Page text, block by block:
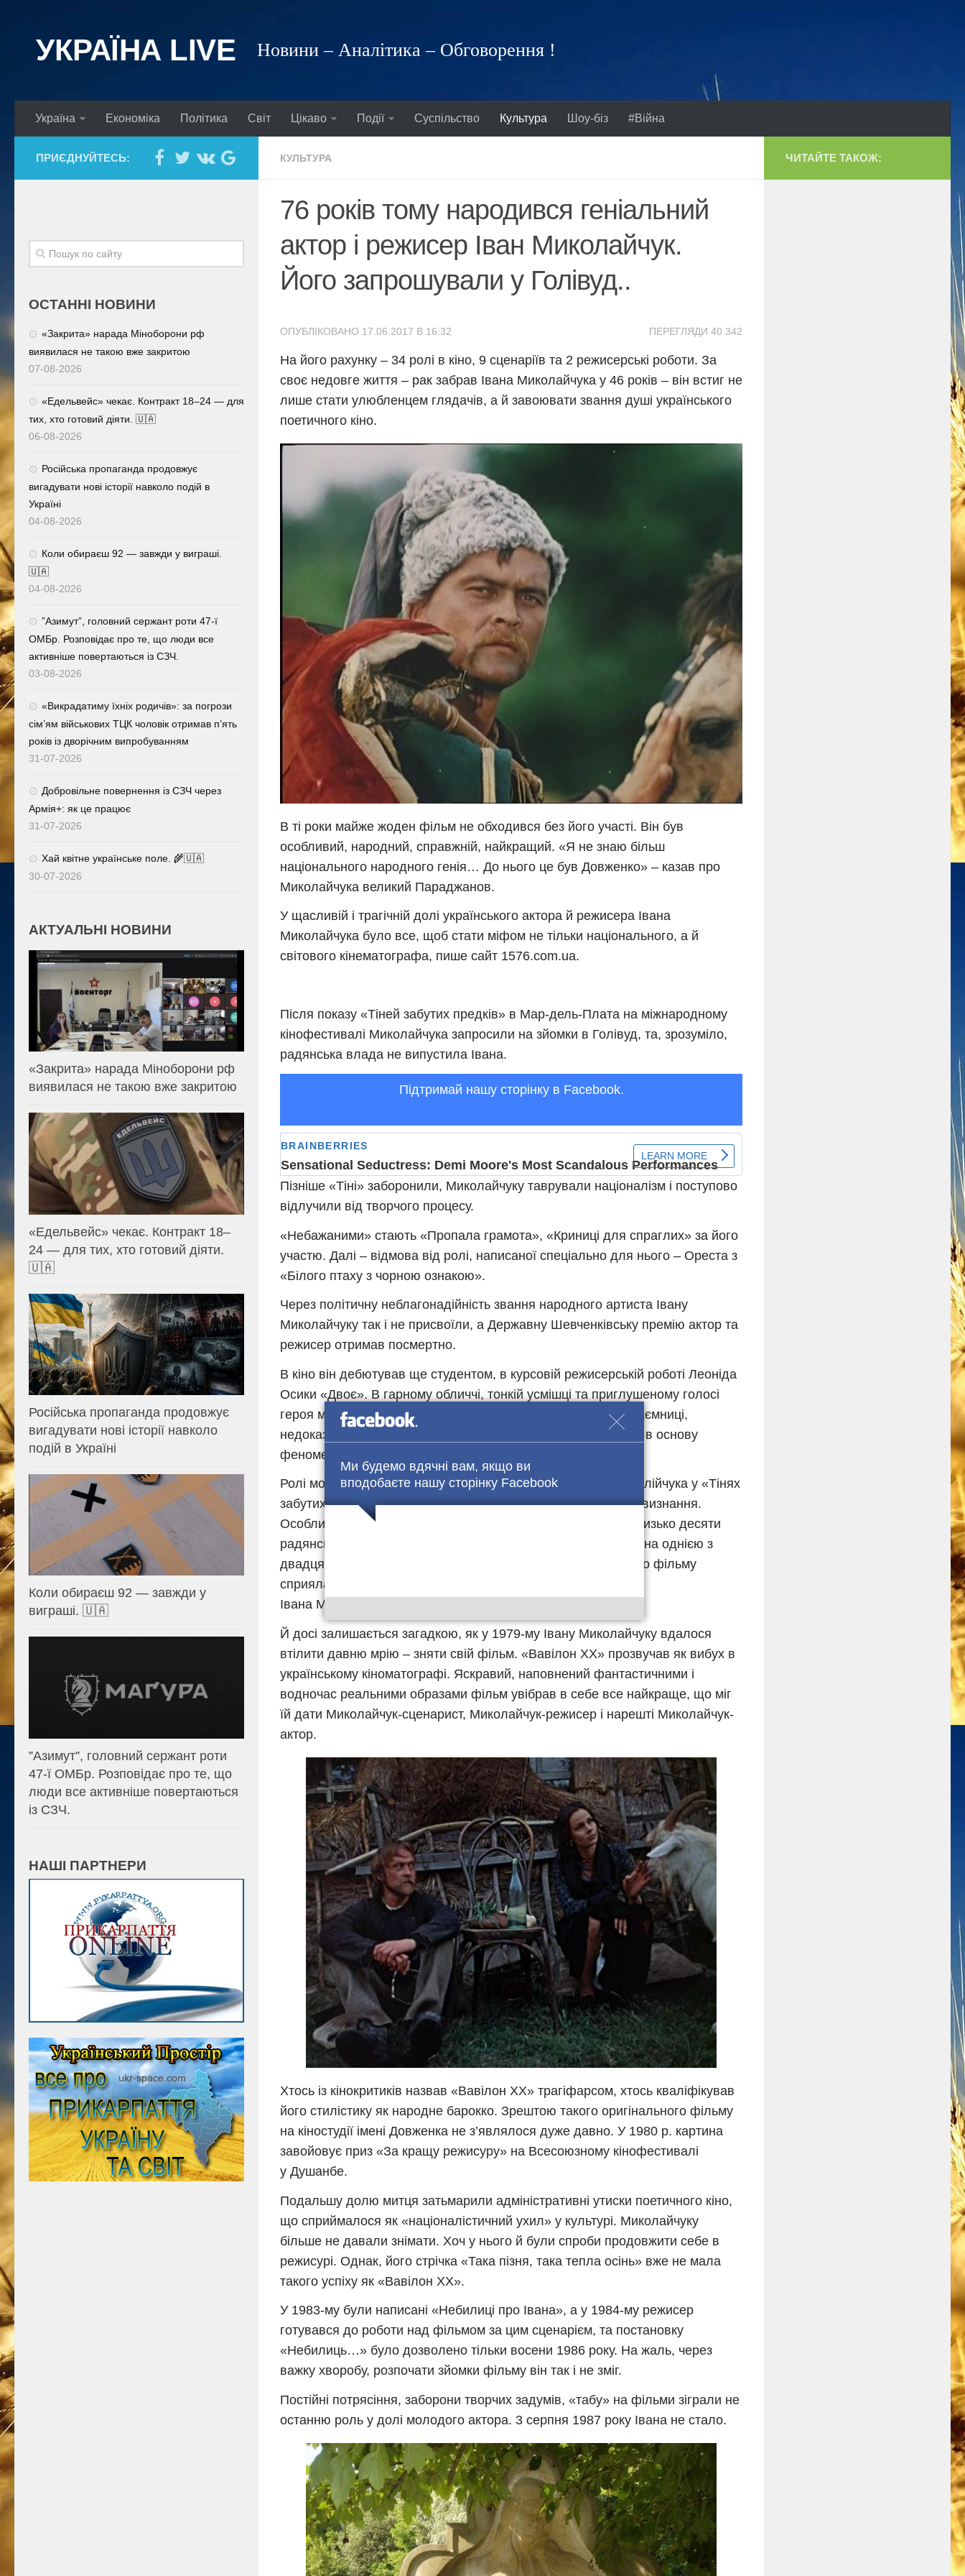
Ми будемо вдячні вам, якщо ви
вподобаєте нашу сторінку Facebook
УКРАЇНА LIVE Новини – Аналітика – Обговорення !
Україна Економіка Політика Світ Цікаво Події Суспільство Культура Шоу-біз #Війна
КУЛЬТУРА
76 років тому народився геніальний
актор і режисер Іван Миколайчук.
Його запрошували у Голівуд..
ПЕРЕГЛЯДИ 40 342
ОПУБЛІКОВАНО 17.06.2017 В 16:32
На його рахунку – 34 ролі в кіно, 9 сценаріїв та 2 режисерські роботи. За
своє недовге життя – рак забрав Івана Миколайчука у 46 років – він встиг не
лише стати улюбленцем глядачів, а й завоювати звання душі українського
поетичного кіно.
В ті роки майже жоден фільм не обходився без його участі. Він був
особливий, народний, справжній, найкращий. «Я не знаю більш
національного народного генія… До нього це був Довженко» – казав про
Миколайчука великий Параджанов.
У щасливій і трагічній долі українського актора й режисера Івана
Миколайчука було все, щоб стати міфом не тільки національного, а й
світового кінематографа, пише сайт 1576.com.ua.
Після показу «Тіней забутих предків» в Мар-дель-Плата на міжнародному
кінофестивалі Миколайчука запросили на зйомки в Голівуд, та, зрозуміло,
радянська влада не випустила Івана.
Підтримай нашу сторінку в Facebook.
Пізніше «Тіні» заборонили, Миколайчуку таврували націоналізм і поступово
відлучили від творчого процесу.
«Небажаними» стають «Пропала грамота», «Криниці для спраглих» за його
участю. Далі – відмова від ролі, написаної спеціально для нього – Ореста з
«Білого птаху з чорною ознакою».
Через політичну неблагонадійність звання народного артиста Івану
Миколайчуку так і не присвоїли, а Державну Шевченківську премію актор та
режисер отримав посмертно.
В кіно він дебютував ще студентом, в курсовій режисерській роботі Леоніда
Осики «Двоє». В гарному обличчі, тонкій усмішці та приглушеному голосі
героя молодого Миколайчука не можна непомітити якоїсь таємниці,
недоказаності, глибини – тих рис, які ляжуть через 2-3 роки, в основу
феномена особистості великого актора.
Ролі молодого Тараса Шевченка у фільмі «Сон» та Івана Палійчука у «Тінях
забутих предків» одразу принесли Миколайчукові загальне визнання.
Особливо кінострічка «Тіні забутих предків», яка здобула близько десяти
радянських та зарубіжних призів та нагород, й була визнанана однією з
двадцяти найкращих картин світу. Безперечно, успіхові цього фільму
сприяла участь у ньому талановитих митців та, передусім,
Івана Миколайчука.
Й досі залишається загадкою, як у 1979-му Івану Миколайчуку вдалося
втілити давню мрію – зняти свій фільм. «Вавілон ХХ» прозвучав як вибух в
українському кіноматографі. Яскравий, наповнений фантастичними і
водночас реальними образами фільм увібрав в себе все найкраще, що міг
їй дати Миколайчук-сценарист, Миколайчук-режисер і нарешті Миколайчук-
актор.
Хтось із кінокритиків назвав «Вавілон ХХ» трагіфарсом, хтось кваліфікував
його стилістику як народне барокко. Зрештою такого оригінального фільму
на кіностудії імені Довженка не з’являлося дуже давно. У 1980 р. картина
завойовує приз «За кращу режисуру» на Всесоюзному кінофестивалі
у Душанбе.
Подальшу долю митця затьмарили адміністративні утиски поетичного кіно,
що сприймалося як «націоналістичний ухил» у культурі. Миколайчуку
більше не давали знімати. Хоч у нього й були спроби продовжити себе в
режисурі. Однак, його стрічка «Така пізня, така тепла осінь» вже не мала
такого успіху як «Вавілон ХХ».
У 1983-му були написані «Небилиці про Івана», а у 1984-му режисер
готувався до роботи над фільмом за цим сценарієм, та постановку
«Небилиць…» було дозволено тільки восени 1986 року. На жаль, через
важку хворобу, розпочати зйомки фільму він так і не зміг.
Постійні потрясіння, заборони творчих задумів, «табу» на фільми зіграли не
останню роль у долі молодого актора. 3 серпня 1987 року Івана не стало.
ПРИЄДНУЙТЕСЬ:
ОСТАННІ НОВИНИ
«Закрита» нарада Міноборони рф
виявилася не такою вже закритою
07-08-2026
«Едельвейс» чекає. Контракт 18–24 — для
тих, хто готовий діяти. 🇺🇦
06-08-2026
Російська пропаганда продовжує
вигадувати нові історії навколо подій в
Україні
04-08-2026
Коли обираєш 92 — завжди у виграші.
🇺🇦
04-08-2026
⁨”Азимут”, головний сержант роти 47-ї
ОМБр. Розповідає про те, що люди все
активніше повертаються із СЗЧ.
03-08-2026
«Викрадатиму їхніх родичів»: за погрози
сім’ям військових ТЦК чоловік отримав п’ять
років із дворічним випробуванням
31-07-2026
Добровільне повернення із СЗЧ через
Армія+: як це працює
31-07-2026
Хай квітне українське поле. 🌾🇺🇦
30-07-2026
АКТУАЛЬНІ НОВИНИ
«Закрита» нарада Міноборони рф
виявилася не такою вже закритою
«Едельвейс» чекає. Контракт 18–
24 — для тих, хто готовий діяти.
🇺🇦
Російська пропаганда продовжує
вигадувати нові історії навколо
подій в Україні
Коли обираєш 92 — завжди у
виграші. 🇺🇦
⁨”Азимут”, головний сержант роти
47-ї ОМБр. Розповідає про те, що
люди все активніше повертаються
із СЗЧ.
НАШІ ПАРТНЕРИ
ЧИТАЙТЕ ТАКОЖ: